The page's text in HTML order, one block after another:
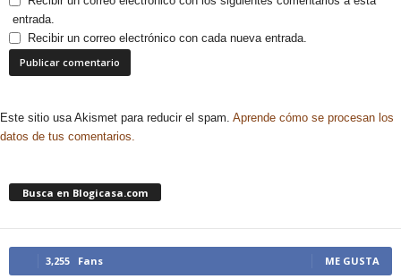
entrada.
Recibir un correo electrónico con cada nueva entrada.
Este sitio usa Akismet para reducir el spam. Aprende cómo se procesan los
datos de tus comentarios.
Busca en Blogicasa.com
3,255 Fans ME GUSTA